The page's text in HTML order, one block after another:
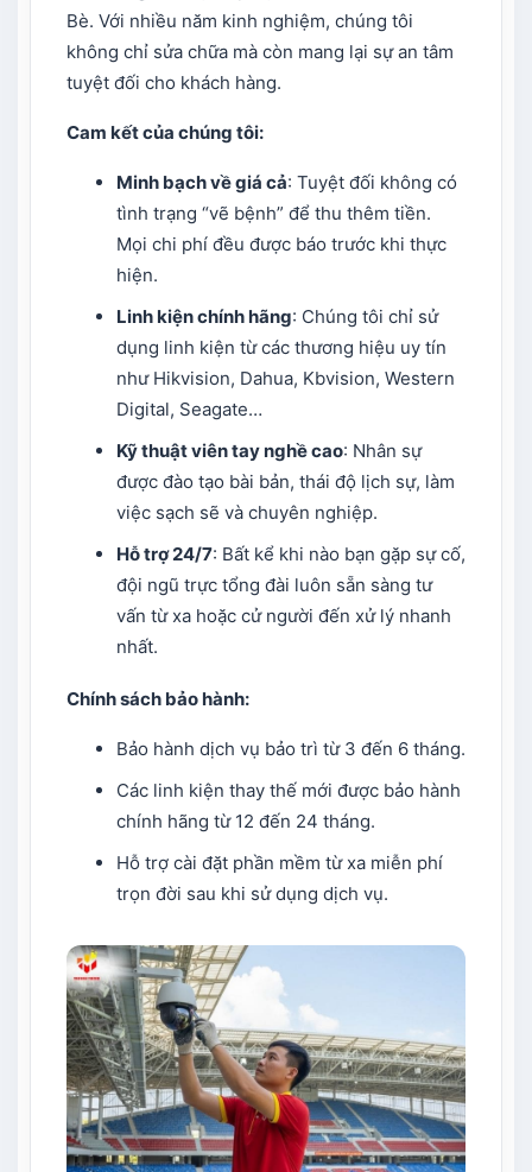
Bè. Với nhiều năm kinh nghiệm, chúng tôi
không chỉ sửa chữa mà còn mang lại sự an tâm
tuyệt đối cho khách hàng.
Cam kết của chúng tôi:
Minh bạch về giá cả: Tuyệt đối không có
tình trạng “vẽ bệnh” để thu thêm tiền.
Mọi chi phí đều được báo trước khi thực
hiện.
Linh kiện chính hãng: Chúng tôi chỉ sử
dụng linh kiện từ các thương hiệu uy tín
như Hikvision, Dahua, Kbvision, Western
Digital, Seagate…
Kỹ thuật viên tay nghề cao: Nhân sự
được đào tạo bài bản, thái độ lịch sự, làm
việc sạch sẽ và chuyên nghiệp.
Hỗ trợ 24/7: Bất kể khi nào bạn gặp sự cố,
đội ngũ trực tổng đài luôn sẵn sàng tư
vấn từ xa hoặc cử người đến xử lý nhanh
nhất.
Chính sách bảo hành:
Bảo hành dịch vụ bảo trì từ 3 đến 6 tháng.
Các linh kiện thay thế mới được bảo hành
chính hãng từ 12 đến 24 tháng.
Hỗ trợ cài đặt phần mềm từ xa miễn phí
trọn đời sau khi sử dụng dịch vụ.